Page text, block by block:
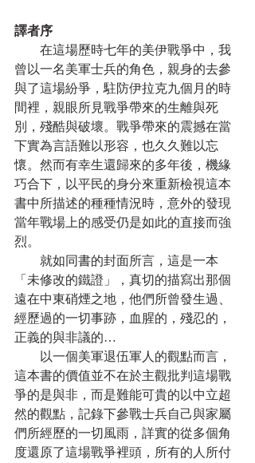
譯者序
在這場歷時七年的美伊戰爭中，我
曾以一名美軍士兵的角色，親身的去參
與了這場紛爭，駐防伊拉克九個月的時
間裡，親眼所見戰爭帶來的生離與死
別，殘酷與破壞。戰爭帶來的震撼在當
下實為言語難以形容，也久久難以忘
懷。然而有幸生還歸來的多年後，機緣
巧合下，以平民的身分來重新檢視這本
書中所描述的種種情況時，意外的發現
當年戰場上的感受仍是如此的直接而強
烈。
就如同書的封面所言，這是一本
「未修改的鐵證」，真切的描寫出那個
遠在中東硝煙之地，他們所曾發生過、
經歷過的一切事跡，血腥的，殘忍的，
正義的與非議的…
以一個美軍退伍軍人的觀點而言，
這本書的價值並不在於主觀批判這場戰
爭的是與非，而是難能可貴的以中立超
然的觀點，記錄下參戰士兵自己與家屬
們所經歷的一切風雨，詳實的從多個角
度還原了這場戰爭裡頭，所有的人所付